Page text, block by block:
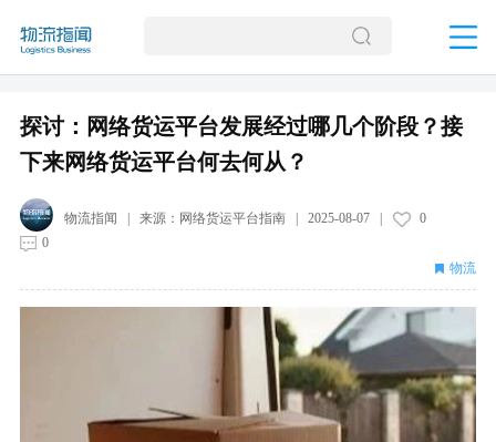
探讨：网络货运平台发展经过哪几个阶段？接
下来网络货运平台何去何从？
物流指闻 | 来源： 网络货运平台指南| 2025-08-07|
0
0
物流